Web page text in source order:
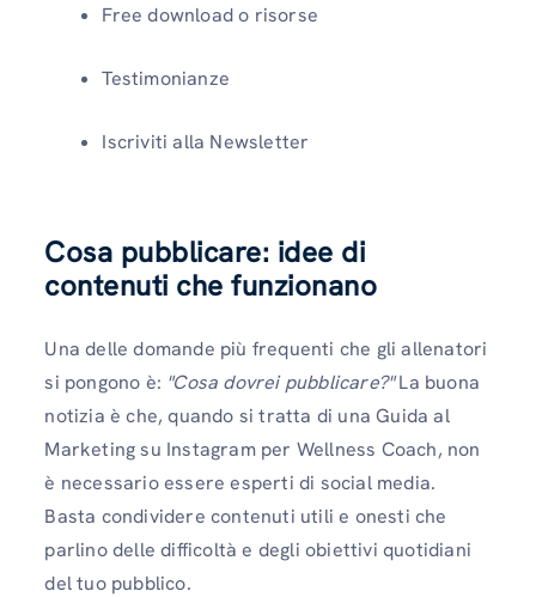
Free download o risorse
Testimonianze
Iscriviti alla Newsletter
Cosa pubblicare: idee di
contenuti che funzionano
Una delle domande più frequenti che gli allenatori
si pongono è: "Cosa dovrei pubblicare?"La buona
notizia è che, quando si tratta di una Guida al
Marketing su Instagram per Wellness Coach, non
è necessario essere esperti di social media.
Basta condividere contenuti utili e onesti che
parlino delle difficoltà e degli obiettivi quotidiani
del tuo pubblico.